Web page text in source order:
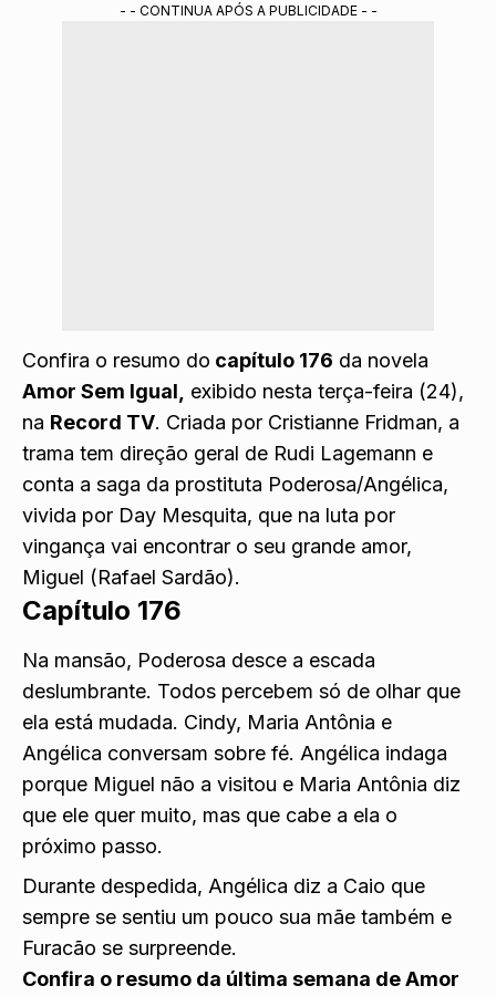
- - CONTINUA APÓS A PUBLICIDADE - -
Confira o resumo do capítulo 176 da novela
Amor Sem Igual,
exibido nesta terça-feira (24),
na Record TV. Criada por Cristianne Fridman, a
trama tem direção geral de Rudi Lagemann e
conta a saga da prostituta Poderosa/Angélica,
vivida por Day Mesquita, que na luta por
vingança vai encontrar o seu grande amor,
Miguel (Rafael Sardão).
Capítulo 176
Na mansão, Poderosa desce a escada
deslumbrante. Todos percebem só de olhar que
ela está mudada. Cindy, Maria Antônia e
Angélica conversam sobre fé. Angélica indaga
porque Miguel não a visitou e Maria Antônia diz
que ele quer muito, mas que cabe a ela o
próximo passo.
Durante despedida, Angélica diz a Caio que
sempre se sentiu um pouco sua mãe também e
Furacão se surpreende.
Confira o resumo da última semana de Amor